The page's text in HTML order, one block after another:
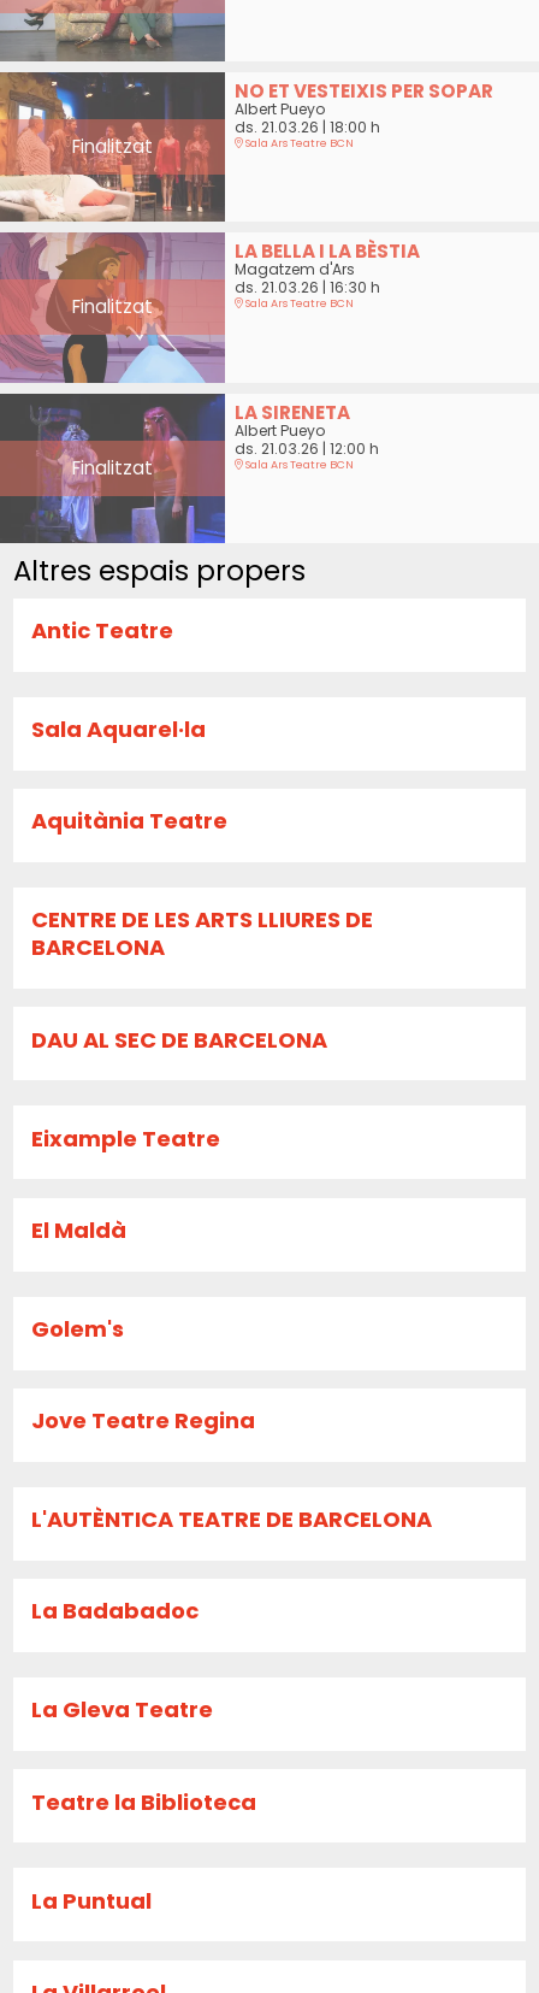
Finalitzat
NO ET VESTEIXIS PER SOPAR
Albert Pueyo
ds. 21.03.26 | 18:00 h
Sala Ars Teatre BCN
Finalitzat
LA BELLA I LA BÈSTIA
Magatzem d'Ars
ds. 21.03.26 | 16:30 h
Sala Ars Teatre BCN
Finalitzat
LA SIRENETA
Albert Pueyo
ds. 21.03.26 | 12:00 h
Sala Ars Teatre BCN
Altres espais propers
Antic Teatre
Sala Aquarel·la
Aquitània Teatre
CENTRE DE LES ARTS LLIURES DE
BARCELONA
DAU AL SEC DE BARCELONA
Eixample Teatre
El Maldà
Golem's
Jove Teatre Regina
L'AUTÈNTICA TEATRE DE BARCELONA
La Badabadoc
La Gleva Teatre
Teatre la Biblioteca
La Puntual